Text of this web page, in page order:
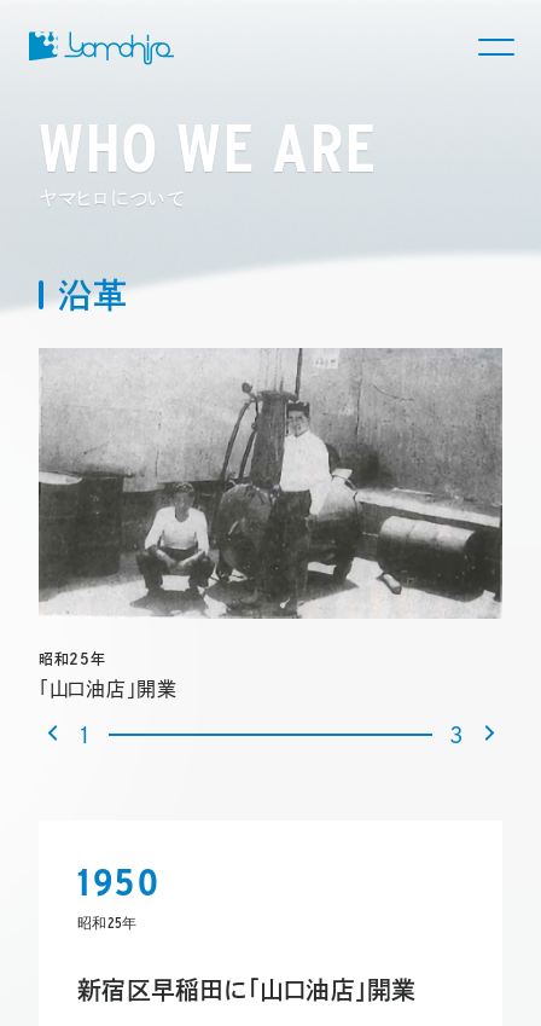
WHO WE ARE
ヤマヒロについて
沿革
昭和25年
「山口油店」開業
1 3
1950
昭和25年
新宿区早稲田に「山口油店」開業